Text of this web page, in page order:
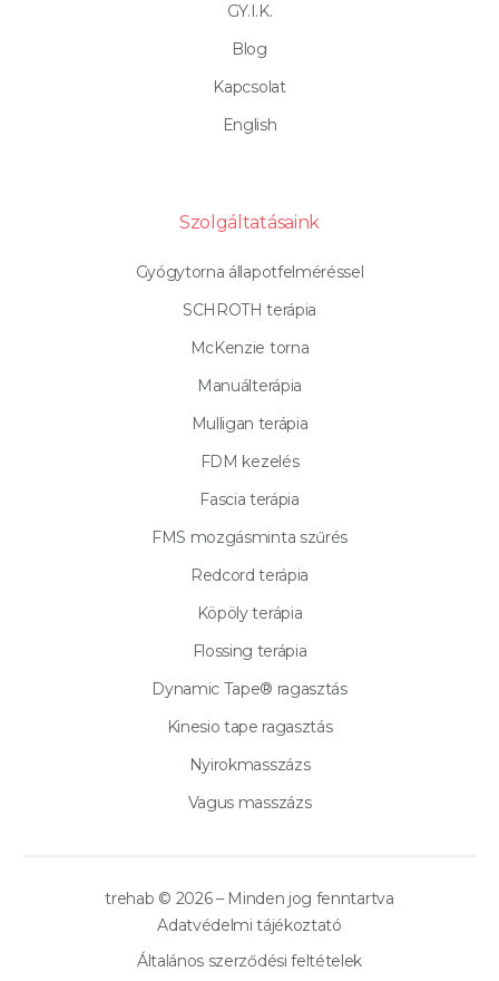
GY.I.K.
Blog
Kapcsolat
English
Szolgáltatásaink
Gyógytorna állapotfelméréssel
SCHROTH terápia
McKenzie torna
Manuálterápia
Mulligan terápia
FDM kezelés
Fascia terápia
FMS mozgásminta szűrés
Redcord terápia
Köpöly terápia
Flossing terápia
Dynamic Tape® ragasztás
Kinesio tape ragasztás
Nyirokmasszázs
Vagus masszázs
trehab © 2026 – Minden jog fenntartva
Adatvédelmi tájékoztató
Általános szerződési feltételek